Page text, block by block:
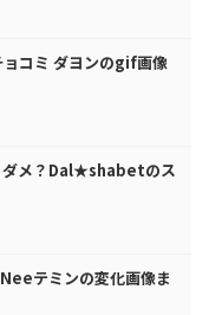
コミ ダヨンのgif画像
ダメ？Dal★shabetのス
テミンの変化画像ま